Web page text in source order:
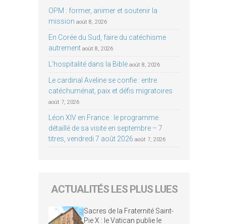
OPM : former, animer et soutenir la
mission août 8, 2026
En Corée du Sud, faire du catéchisme
autrement août 8, 2026
L’hospitalité dans la Bible août 8, 2026
Le cardinal Aveline se confie : entre
catéchuménat, paix et défis migratoires
août 7, 2026
Léon XIV en France : le programme
détaillé de sa visite en septembre – 7
titres, vendredi 7 août 2026 août 7, 2026
ACTUALITÉS LES PLUS LUES
Sacres de la Fraternité Saint-
Pie X : le Vatican publie le